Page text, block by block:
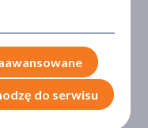
chyba że lekarz
karmienia piersią,
matki.
do serwisu